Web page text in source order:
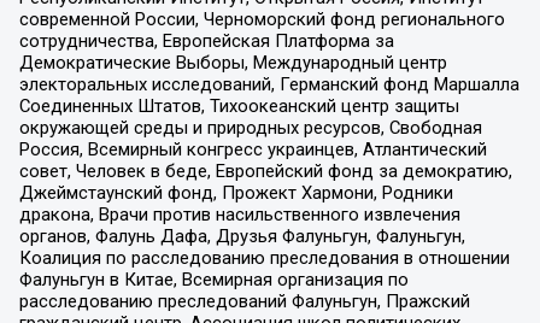
современной России, Черноморский фонд регионального
сотрудничества, Европейская Платформа за
Демократические Выборы, Международный центр
электоральных исследований, Германский фонд Маршалла
Соединенных Штатов, Тихоокеанский центр защиты
окружающей среды и природных ресурсов, Свободная
Россия, Всемирный конгресс украинцев, Атлантический
совет, Человек в беде, Европейский фонд за демократию,
Джеймстаунский фонд, Прожект Хармони, Родники
дракона, Врачи против насильственного извлечения
органов, Фалунь Дафа, Друзья Фалуньгун, Фалуньгун,
Коалиция по расследованию преследования в отношении
Фалуньгун в Китае, Всемирная организация по
расследованию преследований Фалуньгун, Пражский